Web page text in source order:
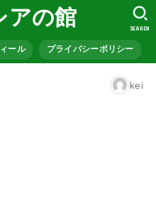
アの館
ール プライバシーポリシー
SEARCH
kei